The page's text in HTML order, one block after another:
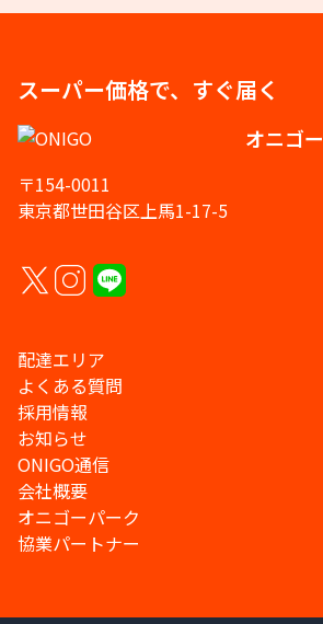
スーパー価格で、すぐ届く
オニゴー
〒154-0011
東京都世田谷区上馬1-17-5
配達エリア
よくある質問
採用情報
お知らせ
ONIGO通信
会社概要
オニゴーパーク
協業パートナー